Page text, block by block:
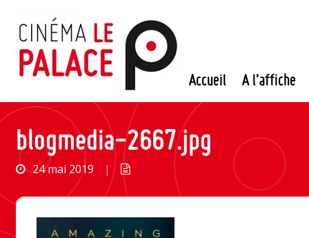
contenu
Accueil A l’affiche
blogmedia-2667.jpg
24 mai 2019 |